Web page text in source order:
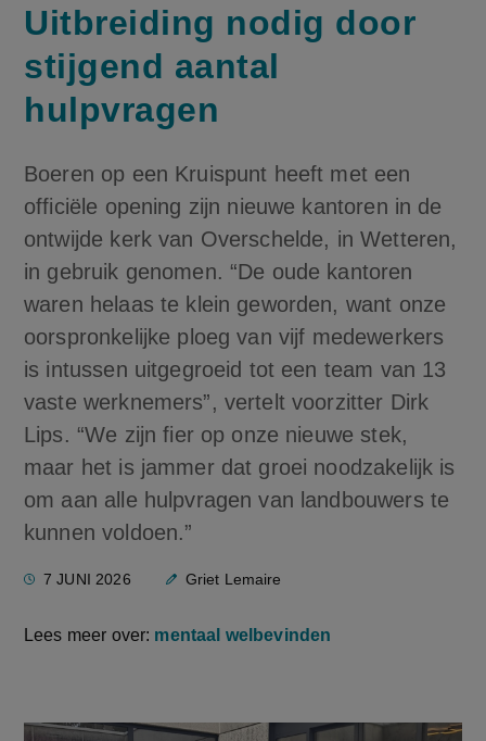
Uitbreiding nodig door
stijgend aantal
hulpvragen
Boeren op een Kruispunt heeft met een
officiële opening zijn nieuwe kantoren in de
ontwijde kerk van Overschelde, in Wetteren,
in gebruik genomen. “De oude kantoren
waren helaas te klein geworden, want onze
oorspronkelijke ploeg van vijf medewerkers
is intussen uitgegroeid tot een team van 13
vaste werknemers”, vertelt voorzitter Dirk
Lips. “We zijn fier op onze nieuwe stek,
maar het is jammer dat groei noodzakelijk is
om aan alle hulpvragen van landbouwers te
kunnen voldoen.”
7 JUNI 2026 Griet Lemaire
Lees meer over: mentaal welbevinden